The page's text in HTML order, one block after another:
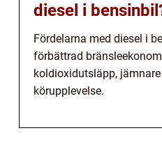
diesel i
Fördelarna med diesel i
förbättrad
koldioxidutsläpp,
körupplevelse.